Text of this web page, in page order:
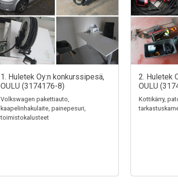
1. Huletek Oy:n konkurssipesä,
OULU (3174176-8)
Volkswagen pakettiauto,
kaapelinhakulaite, painepesuri,
toimistokalusteet
2. Huletek
OULU
Kottikärry,